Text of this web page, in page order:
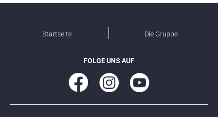
Startseite Die Gruppe
FOLGE UNS AUF